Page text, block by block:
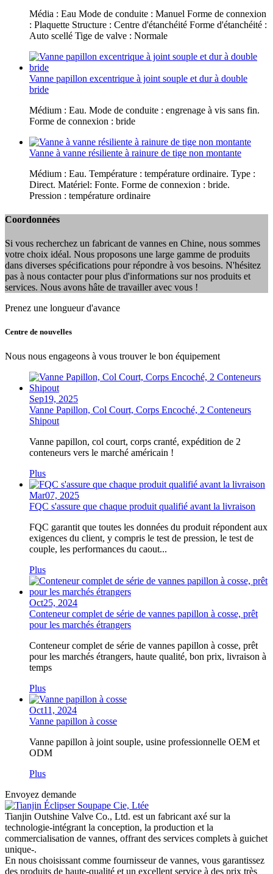
Média : Eau Mode de conduite : Manuel Forme de connexion
: Plaquette Structure : Centre d'étanchéité Forme d'étanchéité :
Auto scellé Tige de valve : Normale
Vanne papillon excentrique à joint souple et dur à double
bride
Médium : Eau. Mode de conduite : engrenage à vis sans fin.
Forme de connexion : bride
Vanne à vanne résiliente à rainure de tige non montante
Médium : Eau. Température : température ordinaire. Type :
Direct. Matériel: Fonte. Forme de connexion : bride.
Pression : température ordinaire
Coordonnées
Si vous recherchez un fabricant de vannes en Chine, nous sommes
votre choix idéal. Nous proposons une large gamme de produits
dans diverses spécifications pour répondre à vos besoins. N'hésitez
pas à nous contacter pour plus d'informations sur nos produits et
services. Nous avons hâte de travailler avec vous !
Prenez une longueur d'avance
Centre de nouvelles
Nous nous engageons à vous trouver le bon équipement
Sep19, 2025
Vanne Papillon, Col Court, Corps Encoché, 2 Conteneurs
Shipout
Vanne papillon, col court, corps cranté, expédition de 2
conteneurs vers le marché américain !
Plus
Mar07, 2025
FQC s'assure que chaque produit qualifié avant la livraison
FQC garantit que toutes les données du produit répondent aux
exigences du client, y compris le test de pression, le test de
couple, les performances du caout...
Plus
Oct25, 2024
Conteneur complet de série de vannes papillon à cosse, prêt
pour les marchés étrangers
Conteneur complet de série de vannes papillon à cosse, prêt
pour les marchés étrangers, haute qualité, bon prix, livraison à
temps
Plus
Oct11, 2024
Vanne papillon à cosse
Vanne papillon à joint souple, usine professionnelle OEM et
ODM
Plus
Envoyez demande
Tianjin Outshine Valve Co., Ltd. est un fabricant axé sur la
technologie-intégrant la conception, la production et la
commercialisation de vannes, offrant des services complets à guichet
unique-.
En nous choisissant comme fournisseur de vannes, vous garantissez
des produits de haute-qualité et un excellent service à des prix très